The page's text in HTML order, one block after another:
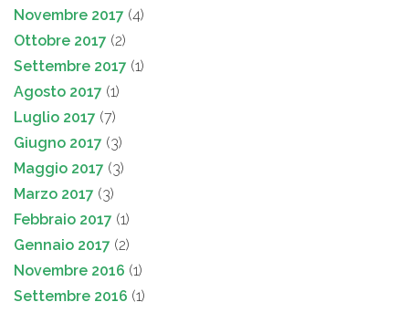
Novembre 2017 (4)
Ottobre 2017 (2)
Settembre 2017 (1)
Agosto 2017 (1)
Luglio 2017 (7)
Giugno 2017 (3)
Maggio 2017 (3)
Marzo 2017 (3)
Febbraio 2017 (1)
Gennaio 2017 (2)
Novembre 2016 (1)
Settembre 2016 (1)